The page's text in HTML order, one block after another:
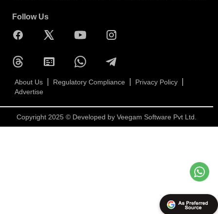
Follow Us
About Us Regulatory Compliance
Privacy Policy
Advertise
Copyright 2025 © Developed by Veegam Software Pvt Ltd.